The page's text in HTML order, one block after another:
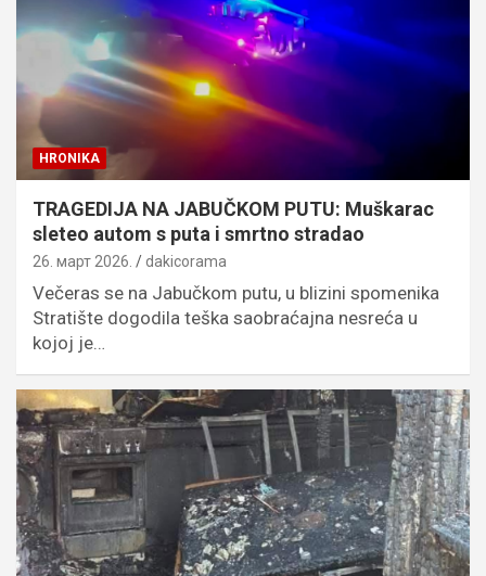
HRONIKA
TRAGEDIJA NA JABUČKOM PUTU: Muškarac
sleteo autom s puta i smrtno stradao
26. март 2026. dakicorama
Večeras se na Jabučkom putu, u blizini spomenika
Stratište dogodila teška saobraćajna nesreća u
kojoj je…